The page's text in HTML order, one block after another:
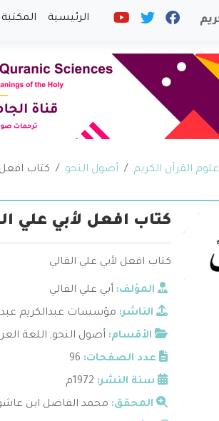
الرئيسية
علوم القرآن الكريم أصول النحو كتاب افعل
كتاب افعل لأبي علي
كتاب افعل لأبي علي القالي
المؤلف: أبي علي القالي
الناشر: مؤسسات عبدالكريم
الأقسام: أصول النحو, اللغة
عدد الصفحات: 96
سنة النشر: 1972م
المحقق: محمد الفاضل ابن